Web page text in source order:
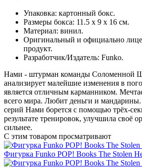
Упаковка: картонный бокс.
Размеры бокса: 11.5 х 9 х 16 см.
Материал: винил.
Оригинальный и официально
продукт.
Разработчик/Издатель: Funko.
Нами - штурман команды Соломенной
анализирует малейшие изменения в
является отличным карманником.
всего мира. Любит деньги и
серий Нами борется с помощью трёх-
результате тренировок, улучшила своё
сильнее.
С этим товаром просматривают
Фигурка Funko POP! Books The Stolen